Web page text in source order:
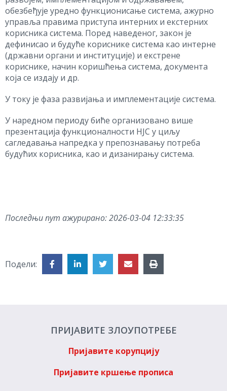
обезбеђује уредно функционисање система, ажурно
управља правима приступа интерних и екстерних
корисника система. Поред наведеног, закон је
дефинисао и будуће кориснике система као интерне
(државни органи и институције) и екстрене
кориснике, начин коришћења система, документа
која се издају и др.
У току је фаза развијања и имплементације система.
У наредном периоду биће организовано више
презентација функционалности НЈС у циљу
сагледавања напредка у препознавању потреба
будућих корисника, као и дизанирању система.
Последњи пут ажурирано:2026-03-04 12:33:35
Подели:
ПРИЈАВИТЕ ЗЛОУПОТРЕБЕ
Пријавите корупцију
Пријавите кршење прописа